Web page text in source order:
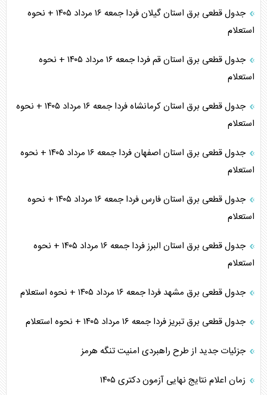
جدول قطعی برق استان گیلان فردا جمعه ۱۶ مرداد ۱۴۰۵ + نحوه
استعلام
جدول قطعی برق استان قم فردا جمعه ۱۶ مرداد ۱۴۰۵ + نحوه
استعلام
جدول قطعی برق استان کرمانشاه فردا جمعه ۱۶ مرداد ۱۴۰۵ + نحوه
استعلام
جدول قطعی برق استان اصفهان فردا جمعه ۱۶ مرداد ۱۴۰۵ + نحوه
استعلام
جدول قطعی برق استان فارس فردا جمعه ۱۶ مرداد ۱۴۰۵ + نحوه
استعلام
جدول قطعی برق استان البرز فردا جمعه ۱۶ مرداد ۱۴۰۵ + نحوه
استعلام
جدول قطعی برق مشهد فردا جمعه ۱۶ مرداد ۱۴۰۵ + نحوه استعلام
جدول قطعی برق تبریز فردا جمعه ۱۶ مرداد ۱۴۰۵ + نحوه استعلام
جزئیات جدید از طرح راهبردی امنیت تنگه هرمز
زمان اعلام نتایج نهایی آزمون دکتری ۱۴۰۵